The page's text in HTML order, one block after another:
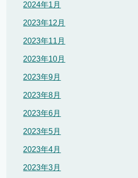
2024年1月
2023年12月
2023年11月
2023年10月
2023年9月
2023年8月
2023年6月
2023年5月
2023年4月
2023年3月